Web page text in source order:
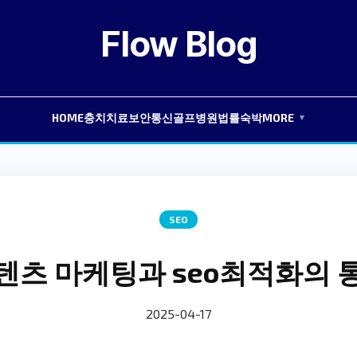
Flow Blog
HOME충치치료보안통신골프병원법률숙박MORE ▼
SEO
츠 마케팅과 seo최적화의
2025-04-17